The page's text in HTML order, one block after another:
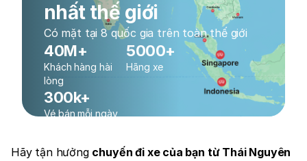
nhất thế giới
Có mặt tại 8 quốc gia trên toàn thế giới
40M+
Khách hàng hài
lòng
5000+
Hãng xe
300k+
Vé bán mỗi ngày
Hãy tận hưởng chuyến đi xe của bạn từ Thái Nguyên